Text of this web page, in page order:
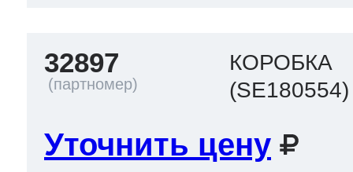
32897
КОРОБКА
(SE180554)
Уточнить цену